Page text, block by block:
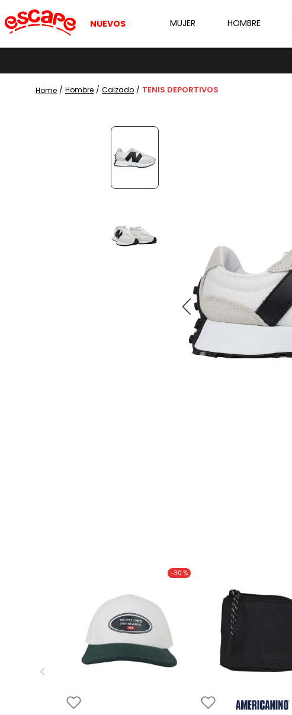
NUEVOS MUJER HOMBRE
Hombre Calzado TENIS DEPORTIVOS
-30 %